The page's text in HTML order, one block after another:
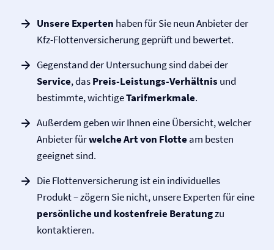
Unsere Experten haben für Sie neun Anbieter der
Kfz-Flotten­versicherung geprüft und bewertet.
Gegenstand der Untersuchung sind dabei der
Service, dasPreis-Leistungs-Verhältnis und
bestimmte, wichtigeTarifmerkmale.
Außerdem geben wir Ihnen eine Übersicht, welcher
Anbieter fürwelche Art von Flotteam besten
geeignet sind.
Die Flotten­versicherung ist ein individuelles
Produkt – zögern Sie nicht, unsere Experten für eine
persönliche und kostenfreie Beratungzu
kontaktieren.